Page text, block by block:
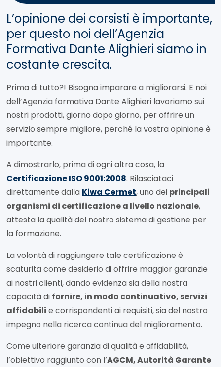
L’opinione dei corsisti è importante,
per questo noi dell’Agenzia
Formativa Dante Alighieri siamo in
costante crescita.
Prima di tutto?! Bisogna imparare a migliorarsi. E noi
dell’Agenzia formativa Dante Alighieri lavoriamo sui
nostri prodotti, giorno dopo giorno, per offrire un
servizio sempre migliore, perché la vostra opinione è
importante.
A dimostrarlo, prima di ogni altra cosa, la
Certificazione ISO 9001:2008. Rilasciataci
direttamente dalla Kiwa Cermet, uno dei principali
organismi di certificazione a livello nazionale,
attesta la qualità del nostro sistema di gestione per
la formazione.
La volontà di raggiungere tale certificazione è
scaturita come desiderio di offrire maggior garanzie
ai nostri clienti, dando evidenza sia della nostra
capacità di fornire, in modo continuativo, servizi
affidabili e corrispondenti ai requisiti, sia del nostro
impegno nella ricerca continua del miglioramento.
Come ulteriore garanzia di qualità e affidabilità,
l’obiettivo raggiunto con l’AGCM, Autorità Garante